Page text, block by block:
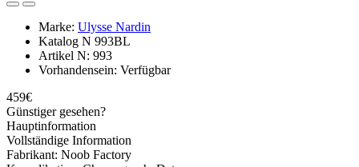
Marke: Ulysse Nardin
Katalog N 993BL
Artikel N: 993
Vorhandensein: Verfügbar
459€
Günstiger gesehen?
Hauptinformation
Vollständige Information
Fabrikant: Noob Factory